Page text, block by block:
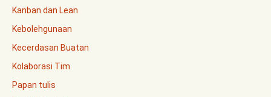
Kanban dan Lean
Kebolehgunaan
Kecerdasan Buatan
Kolaborasi Tim
Papan tulis